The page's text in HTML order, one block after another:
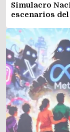
Simulacro
escenarios